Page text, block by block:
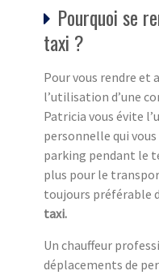
Pourquoi se
taxi ?
Pour vous rendre et
l’utilisation d’une
Patricia vous évite
personnelle qui
parking pendant le
plus pour le
toujours préférable
taxi.
Un chauffeur
déplacements de